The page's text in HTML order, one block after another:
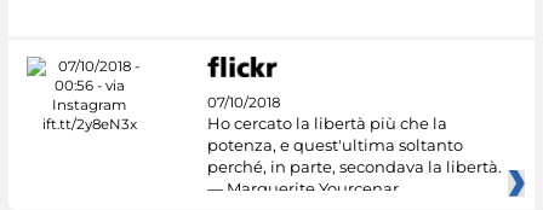
07/10/2018
Ho cercato la libertà più che la
potenza, e quest'ultima soltanto
perché, in parte, secondava la libertà.
— Marguerite Yourcenar